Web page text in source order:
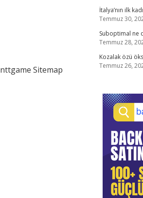
nttgame Sitemap
İtalya’nın ilk
Temmuz 30,
Suboptimal ne
Temmuz 28,
Kozalak özü
Temmuz 26,